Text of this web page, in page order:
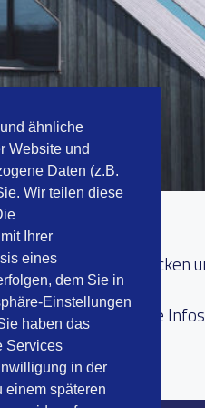
von Grundstücken
Objektbilder (weitere
ähnliche
Website und
Daten (z.B.
Wir teilen diese
Ihrer
eines
dem Sie in
Einstellungen
haben das
Services
in der
einem späteren